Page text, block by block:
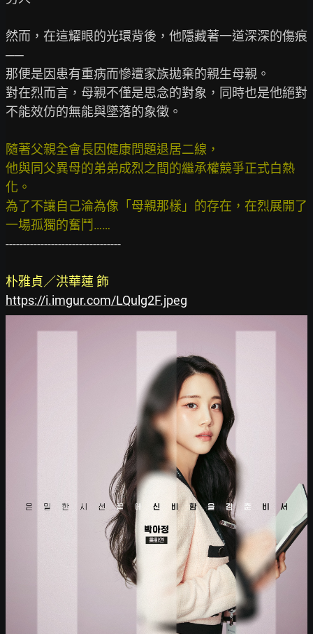
然而，在這耀眼的光環背後，他隱藏著一道深深的傷痕
──
那便是因患有重病而慘遭家族拋棄的親生母親。
對在烈而言，母親不僅是思念的對象，同時也是他絕對
不能效仿的無能與墜落的象徵。
隨著父親全會長因健康問題退居二線，
他與同父異母的弟弟成烈之間的繼承權競爭正式白熱
化。
為了不讓自己淪為像「母親那樣」的存在，在烈展開了
一場孤獨的奮鬥……
---------------------------------
朴雅貞／洪華蓮 飾
https://i.imgur.com/LQulg2F.jpeg